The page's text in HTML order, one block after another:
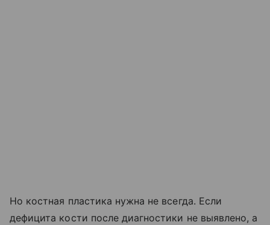
Но костная пластика нужна не всегда. Если
дефицита кости после диагностики не выявлено, а